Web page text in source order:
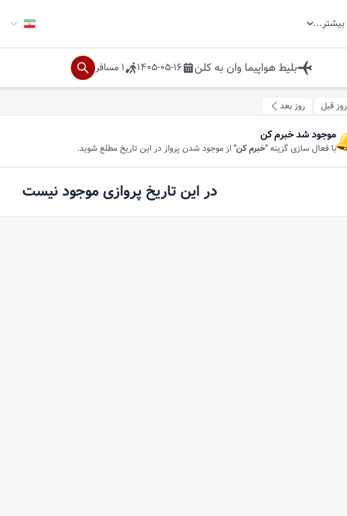
بیشتر...
بلیط هواپیما وان به کلن 1405-05-16
1 مسافر
روز قبل روز بعد
موجود شد خبرم کن
با فعال سازی گزینه"خبرم کن"از موجود شدن پرواز در این تاریخ مطلع شوید.
در این تاریخ پروازی موجود نیست